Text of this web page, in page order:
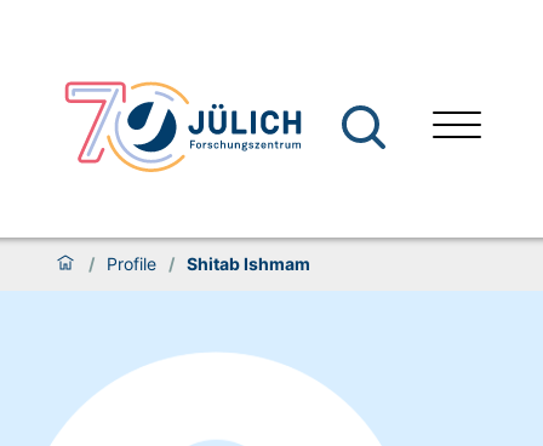
/ Profile / Shitab Ishmam